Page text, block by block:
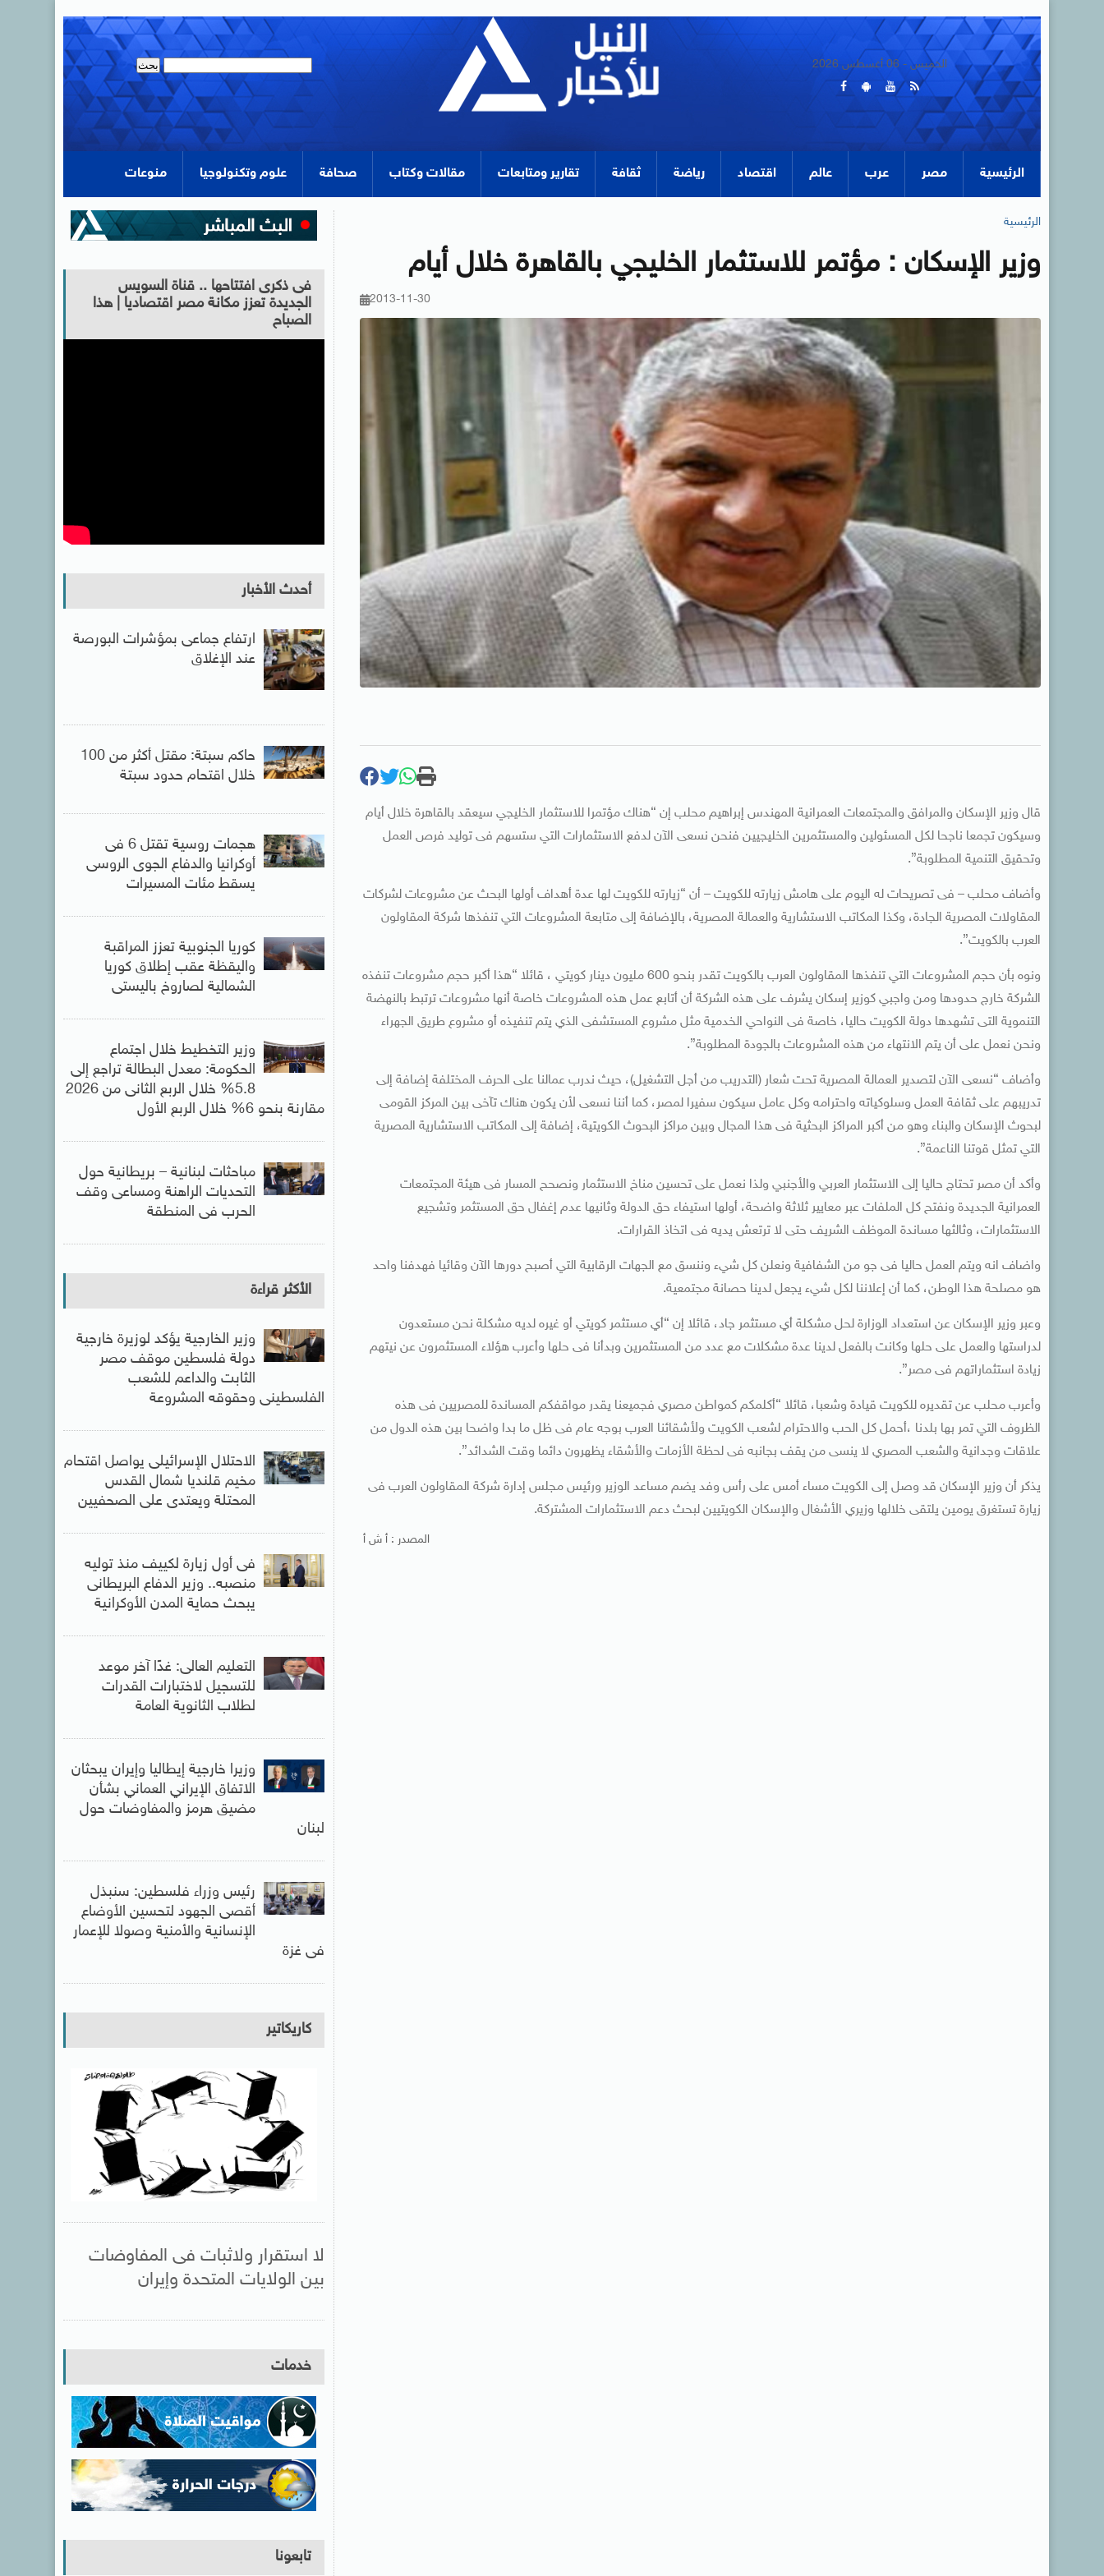
الخميس - 06 أغسطس 2026
الرئيسية مصر عرب عالم اقتصاد رياضة ثقافة تقارير ومتابعات مقالات وكتاب صحافة علوم وتكنولوجيا منوعات
الرئيسية
وزير الإسكان : مؤتمر للاستثمار الخليجي بالقاهرة خلال أيام
2013-11-30
قال وزير الإسكان والمرافق والمجتمعات العمرانية المهندس إبراهيم محلب إن “هناك مؤتمرا للاستثمار الخليجي سيعقد بالقاهرة خلال أيام
وسيكون تجمعا ناجحا لكل المسئولين والمستثمرين الخليجيين فنحن نسعى الآن لدفع الاستثمارات التي ستسهم فى توليد فرص العمل
وتحقيق التنمية المطلوبة”.
وأضاف محلب – فى تصريحات له اليوم على هامش زيارته للكويت – أن “زيارته للكويت لها عدة أهداف أولها البحث عن مشروعات لشركات
المقاولات المصرية الجادة، وكذا المكاتب الاستشارية والعمالة المصرية، بالإضافة إلى متابعة المشروعات التي تنفذها شركة المقاولون
العرب بالكويت”.
ونوه بأن حجم المشروعات التي تنفذها المقاولون العرب بالكويت تقدر بنحو 600 مليون دينار كويتي ، قائلا “هذا أكبر حجم مشروعات تنفذه
الشركة خارج حدودها ومن واجبي كوزير إسكان يشرف على هذه الشركة أن أتابع عمل هذه المشروعات خاصة أنها مشروعات ترتبط بالنهضة
التنموية التى تشهدها دولة الكويت حاليا، خاصة فى النواحي الخدمية مثل مشروع المستشفى الذي يتم تنفيذه أو مشروع طريق الجهراء
ونحن نعمل على أن يتم الانتهاء من هذه المشروعات بالجودة المطلوبة”.
وأضاف “نسعى الآن لتصدير العمالة المصرية تحت شعار (التدريب من أجل التشغيل)، حيث ندرب عمالنا على الحرف المختلفة إضافة إلى
تدريبهم على ثقافة العمل وسلوكياته واحترامه وكل عامل سيكون سفيرا لمصر، كما أننا نسعى لأن يكون هناك تآخى بين المركز القومى
لبحوث الإسكان والبناء وهو من أكبر المراكز البحثية فى هذا المجال وبين مراكز البحوث الكويتية، إضافة إلى المكاتب الاستشارية المصرية
التي تمثل قوتنا الناعمة”.
وأكد أن مصر تحتاج حاليا إلى الاستثمار العربي والأجنبي ولذا نعمل على تحسين مناخ الاستثمار ونصحح المسار فى هيئة المجتمعات
العمرانية الجديدة ونفتح كل الملفات عبر معايير ثلاثة واضحة، أولها استيفاء حق الدولة وثانيها عدم إغفال حق المستثمر وتشجيع
الاستثمارات، وثالثها مساندة الموظف الشريف حتى لا ترتعش يديه فى اتخاذ القرارات.
واضاف انه ويتم العمل حاليا فى جو من الشفافية ونعلن كل شيء وننسق مع الجهات الرقابية التي أصبح دورها الآن وقائيا فهدفنا واحد
هو مصلحة هذا الوطن، كما أن إعلاننا لكل شيء يجعل لدينا حصانة مجتمعية.
وعبر وزير الإسكان عن استعداد الوزارة لحل مشكلة أي مستثمر جاد، قائلا إن “أي مستثمر كويتي أو غيره لديه مشكلة نحن مستعدون
لدراستها والعمل على حلها وكانت بالفعل لدينا عدة مشكلات مع عدد من المستثمرين وبدأنا فى حلها وأعرب هؤلاء المستثمرون عن نيتهم
زيادة استثماراتهم فى مصر”.
وأعرب محلب عن تقديره للكويت قيادة وشعبا، قائلا “أكلمكم كمواطن مصري فجميعنا يقدر مواقفكم المساندة للمصريين فى هذه
الظروف التي تمر بها بلدنا ،أحمل كل الحب والاحترام لشعب الكويت ولأشقائنا العرب بوجه عام فى ظل ما بدا واضحا بين هذه الدول من
علاقات وجدانية والشعب المصري لا ينسى من يقف بجانبه فى لحظة الأزمات والأشقاء يظهرون دائما وقت الشدائد”.
يذكر أن وزير الإسكان قد وصل إلى الكويت مساء أمس على رأس وفد يضم مساعد الوزير ورئيس مجلس إدارة شركة المقاولون العرب فى
زيارة تستغرق يومين يلتقى خلالها وزيري الأشغال والإسكان الكويتيين لبحث دعم الاستثمارات المشتركة.
المصدر : أ ش أ
فى ذكرى افتتاحها .. قناة السويس
الجديدة تعزز مكانة مصر اقتصاديا | هذا
الصباح
أحدث الأخبار
ارتفاع جماعى بمؤشرات البورصة
عند الإغلاق
حاكم سبتة: مقتل أكثر من 100
خلال اقتحام حدود سبتة
هجمات روسية تقتل 6 فى
أوكرانيا والدفاع الجوى الروسى
يسقط مئات المسيرات
كوريا الجنوبية تعزز المراقبة
واليقظة عقب إطلاق كوريا
الشمالية لصاروخ باليستى
وزير التخطيط خلال اجتماع
الحكومة: معدل البطالة تراجع إلى
5.8% خلال الربع الثانى من 2026
مقارنة بنحو 6% خلال الربع الأول
مباحثات لبنانية – بريطانية حول
التحديات الراهنة ومساعى وقف
الحرب فى المنطقة
الأكثر قراءة
وزير الخارجية يؤكد لوزيرة خارجية
دولة فلسطين موقف مصر
الثابت والداعم للشعب
الفلسطينى وحقوقه المشروعة
الاحتلال الإسرائيلى يواصل اقتحام
مخيم قلنديا شمال القدس
المحتلة ويعتدى على الصحفيين
فى أول زيارة لكييف منذ توليه
منصبه.. وزير الدفاع البريطانى
يبحث حماية المدن الأوكرانية
التعليم العالى: غدًا آخر موعد
للتسجيل لاختبارات القدرات
لطلاب الثانوية العامة
وزيرا خارجية إيطاليا وإيران يبحثان
الاتفاق الإيراني العماني بشأن
مضيق هرمز والمفاوضات حول
لبنان
رئيس وزراء فلسطين: سنبذل
أقصى الجهود لتحسين الأوضاع
الإنسانية والأمنية وصولا للإعمار
فى غزة
كاريكاتير
لا استقرار ولاثبات فى المفاوضات
بين الولايات المتحدة وإيران
خدمات
تابعونا